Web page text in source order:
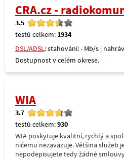
CRA.cz -
3.5
testů celkem: 1934
DSL/ADSL: stahování: - Mb/s |
Dostupnost v celém okrese.
WIA
3.7
testů celkem:930
WIA poskytuje kvalitní, rychlý a
ničemu nezavazuje. Většina služeb
nepodepisujete tedy žádné